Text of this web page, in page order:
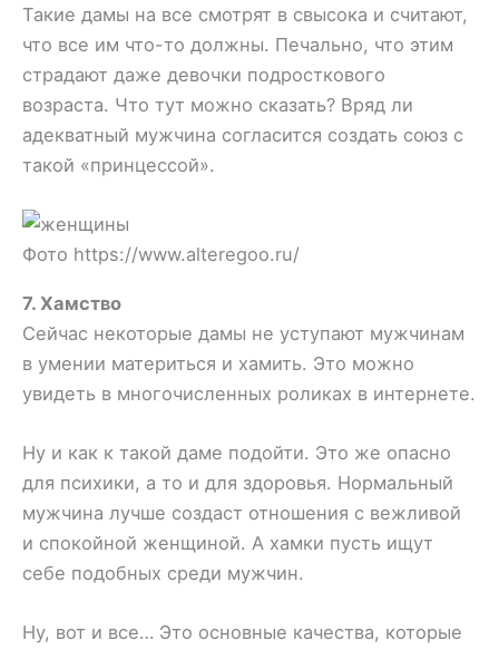
Такие дамы на все смотрят в свысока и считают,
что все им что-то должны. Печально, что этим
страдают даже девочки подросткового
возраста. Что тут можно сказать? Вряд ли
адекватный мужчина согласится создать союз с
такой «принцессой».
Фото https://www.alteregoo.ru/
7. Хамство
Сейчас некоторые дамы не уступают мужчинам
в умении материться и хамить. Это можно
увидеть в многочисленных роликах в интернете.
Ну и как к такой даме подойти. Это же опасно
для психики, а то и для здоровья. Нормальный
мужчина лучше создаст отношения с вежливой
и спокойной женщиной. А хамки пусть ищут
себе подобных среди мужчин.
Ну, вот и все… Это основные качества, которые